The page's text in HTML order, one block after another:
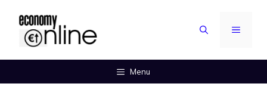
contenuto
MENU
Menu